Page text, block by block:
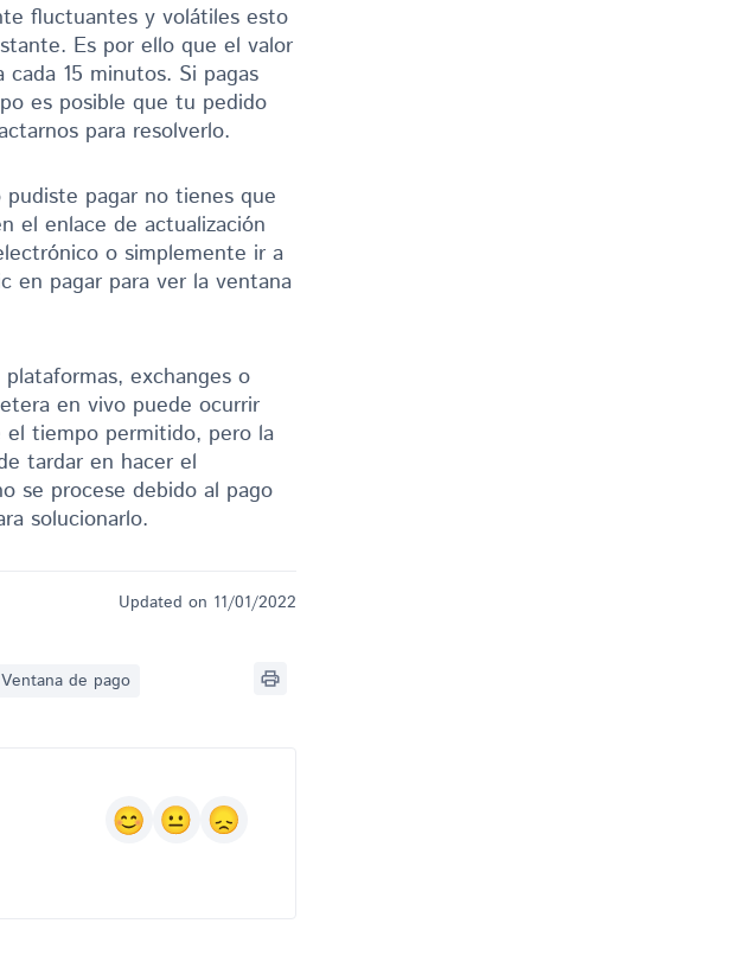
fluctuantes y volátiles esto
Es por ello que el valor
15 minutos. Si pagas
es posible que tu pedido
para resolverlo.
pagar no tienes que
el enlace de actualización
o simplemente ir a
en pagar para ver la ventana
exchanges o
en vivo puede ocurrir
tiempo permitido, pero la
tardar en hacer el
se procese debido al pago
solucionarlo.
Updated on 11/01/2022
Ventana de pago